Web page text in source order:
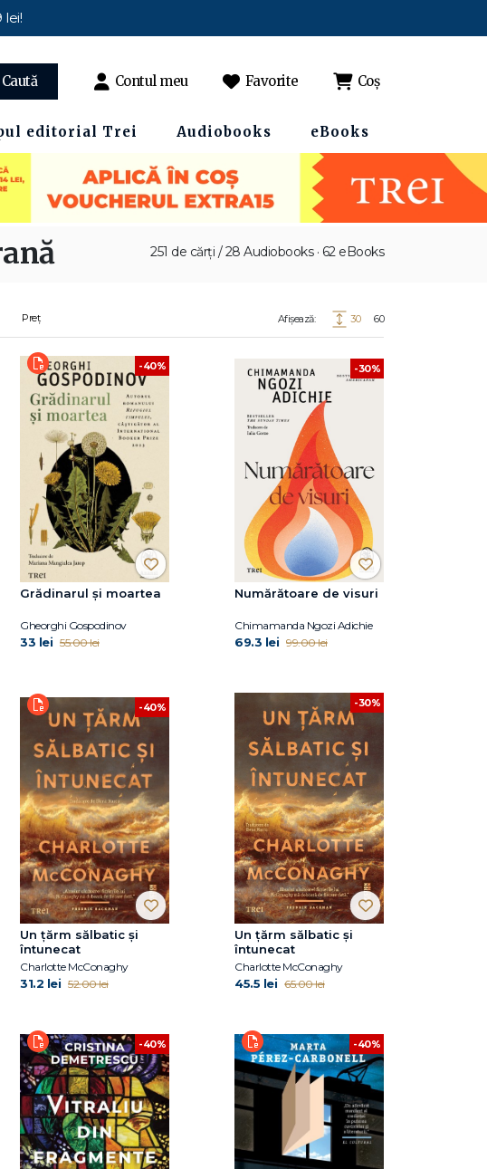
lei!
Caută Contul meu Favorite Coș
editorial Trei Audiobooks eBooks
251 de cărți / 28 Audiobooks · 62 eBooks
Preț Afișează: 30 60
-40%
Grădinarul și moartea
Gheorghi Gospodinov
33 lei 55.00 lei
-30%
Numărătoare de visuri
Chimamanda Ngozi Adichie
69.3 lei 99.00 lei
-40%
Un țărm sălbatic și
întunecat
Charlotte McConaghy
31.2 lei 52.00 lei
-30%
Un țărm sălbatic și
întunecat
Charlotte McConaghy
45.5 lei 65.00 lei
-40% -40%